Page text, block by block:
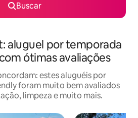
Buscar
aluguel por temporada
ótimas avaliações
estes aluguéis por
foram muito bem avaliados
limpeza e muito mais.